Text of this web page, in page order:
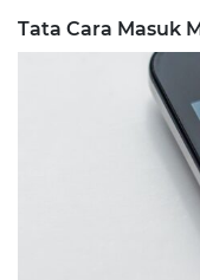
Tata Cara Masuk